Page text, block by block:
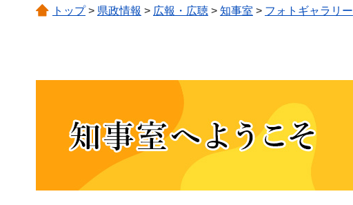
トップ> 県政情報 > 広報・広聴 > 知事室 > フォトギャラリー